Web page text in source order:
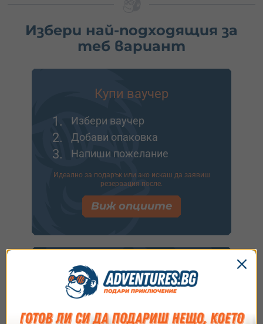
Избери най-подходящия за
теб вариант
Купи ваучер
1. Избери ваучер
2. Добави опаковка
3. Напиши пожелание
Идеално за подарък или ако искаш да заявиш
резервация после.
Виж опциите
Купи и резервирай
Избери ваучер
2. Заяви резервация